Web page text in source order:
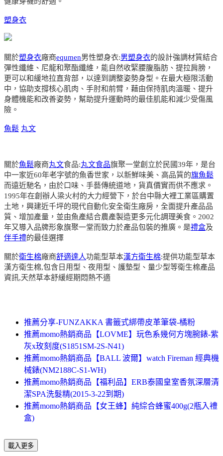
塑身衣
關於塑身衣廠商equmen男性塑身衣:男塑身衣的設計強調材質結合
彈性纖維、尼龍和聚酯纖維，能自然收緊腰腹脂肪、提拉肩膀，
更可以和緩地拉直背部，以達到調整姿勢身型。在最大極限活動
中，協助支撐核心肌肉、手肘和前臂，藉由保持肌肉溫暖、提升
身體機能和改善姿勢，幫助提升運動時的最佳肌能和減少受傷風
險。
魚鬆 丸文
關於魚鬆廠商丸文食品:丸文食品旗聚一堂創立於民國39年，是台
中一家近60年老字號的魚香世家，以新鮮味美、高品質的旗魚鬆
而遠近馳名，由於口味、手藝傳統道地，貨真價實而供不應求。
1995年在創辦人梁火村的大力經營下，於台中縣大裡工業區購置
土地，興建近千坪的現代自動化安全衛生廠房，全面提升產品品
質、增加產量，並由魚產結合農產製造更多元化調理美食。2002
年又導入品牌形象旗聚一堂而致力於產品包裝的推廣。是禮盒及
伴手禮的最佳選擇
關於衛生棉廠商舒適達人功能型草本漢方衛生棉:提供功能型草本
漢方衛生棉,包含日用型、夜用型、護墊型、量少型等衛生棉產品
資訊,天然草本舒緩經期悶熱不適
推薦分享-FUNZAKKA 書籤式綁帶皮革筆袋-橘粉
推薦momo熱銷商品【LOVME】玩色系幾何方塊腕錶-紫
灰x玫刻度(S1851SM-2S-N41)
推薦momo熱銷商品【BALL 波爾】watch Fireman 經典機
械錶(NM2188C-S1-WH)
推薦momo熱銷商品【福利品】ERB泰國皇室香氛深層清
潔SPA洗髮精(2015-3-22到期)
推薦momo熱銷商品【女王蜂】純綜合蜂蜜400g(2瓶入禮
盒)
載入更多